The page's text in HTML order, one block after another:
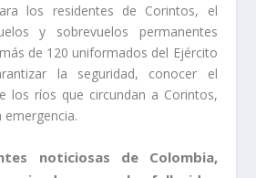
los residentes de Corintos, el
y sobrevuelos permanentes
de 120 uniformados del Ejército
la seguridad, conocer el
los ríos que circundan a Corintos,
noticiosas de Colombia,